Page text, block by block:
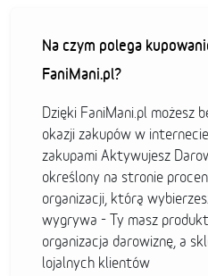
Na czym polega
FaniMani.pl?
Dzięki FaniMani.pl możesz
okazji zakupów w
zakupami Aktywujesz
określony na stronie
organizacji, którą
wygrywa - Ty masz
organizacja darowiznę, a
lojalnych klientów